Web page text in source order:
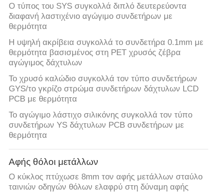
Ο τύπος του SYS συγκολλά διπλό δευτερεύοντα
διαφανή λαστιχένιο αγώγιμο συνδετήρων με
θερμότητα
Η υψηλή ακρίβεια συγκολλά το συνδετήρα 0.1mm με
θερμότητα βασισμένος στη PET χρυσός ζέβρα
αγώγιμος δάχτυλων
Το χρυσό καλώδιο συγκολλά τον τύπο συνδετήρων
GYS/το γκρίζο στρώμα συνδετήρων δάχτυλων LCD
PCB με θερμότητα
Το αγώγιμο λάστιχο σιλικόνης συγκολλά τον τύπο
συνδετήρων YS δάχτυλων PCB συνδετήρων με
θερμότητα
Αφής θόλοι μετάλλων
Ο κύκλος πτύχωσε 8mm τον αφής μετάλλων σταύλο
ταινιών οδηγών θόλων ελαφρύ στη δύναμη αφής